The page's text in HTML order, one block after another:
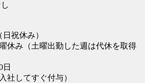
祝休み）
休み（土曜出勤した週は代休を取得
日
社してすぐ付与）